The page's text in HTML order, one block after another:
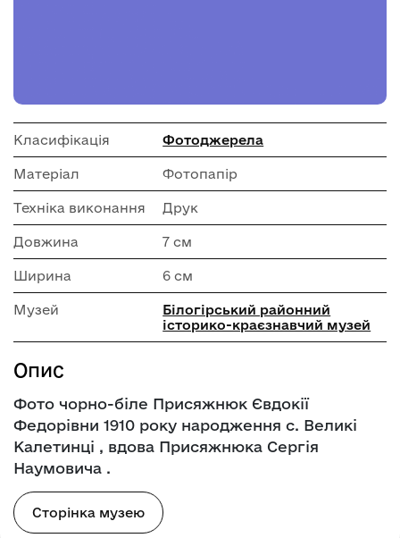
Класифікація Фотоджерела
Матеріал Фотопапір
Техніка виконання Друк
Довжина 7 см
Ширина 6 см
Музей
Білогірський районний
історико-краєзнавчий музей
Опис
Фото чорно-біле Присяжнюк Євдокії
Федорівни 1910 року народження с. Великі
Калетинці , вдова Присяжнюка Сергія
Наумовича .
Сторінка музею